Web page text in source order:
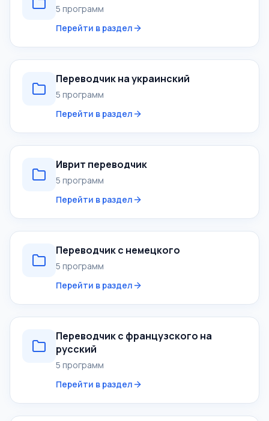
5 программ
Перейти в раздел
Переводчик на украинский
5 программ
Перейти в раздел
Иврит переводчик
5 программ
Перейти в раздел
Переводчик с немецкого
5 программ
Перейти в раздел
Переводчик с французского на
русский
5 программ
Перейти в раздел